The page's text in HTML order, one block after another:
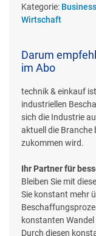
Kategorie:
Wirtschaft
Darum
im Abo
technik & einkauf
industriellen
sich die Industrie
aktuell die Branche
zukommen wird.
Ihr Partner für
Bleiben Sie mit
Sie konstant mehr
konstanten
Durch diesen